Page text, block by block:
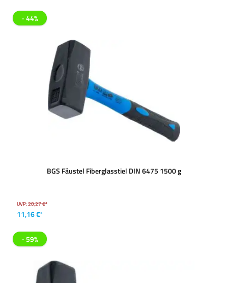
- 44%
BGS Fäustel Fiberglasstiel DIN 6475 1500 g
UVP:20,27 €*
11,16 €*
- 59%